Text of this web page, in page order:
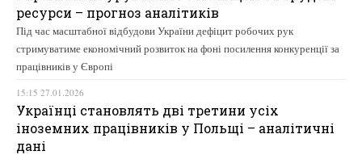
ресурси – прогноз аналітиків
Під час масштабної відбудови України дефіцит робочих рук
стримуватиме економічний розвиток на фоні посилення конкуренції за
працівників у Європі
15:15 27.01.2026
Українці становлять дві третини усіх
іноземних працівників у Польщі – аналітичні
дані